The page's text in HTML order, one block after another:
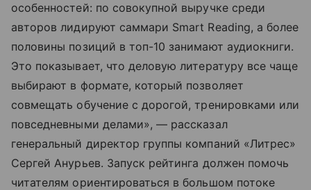
особенностей: по совокупной выручке среди
авторов лидируют саммари Smart Reading, а более
половины позиций в топ-10 занимают аудиокниги.
Это показывает, что деловую литературу все чаще
выбирают в формате, который позволяет
совмещать обучение с дорогой, тренировками или
повседневными делами», — рассказал
генеральный директор группы компаний «Литрес»
Сергей Анурьев. Запуск рейтинга должен помочь
читателям ориентироваться в большом потоке